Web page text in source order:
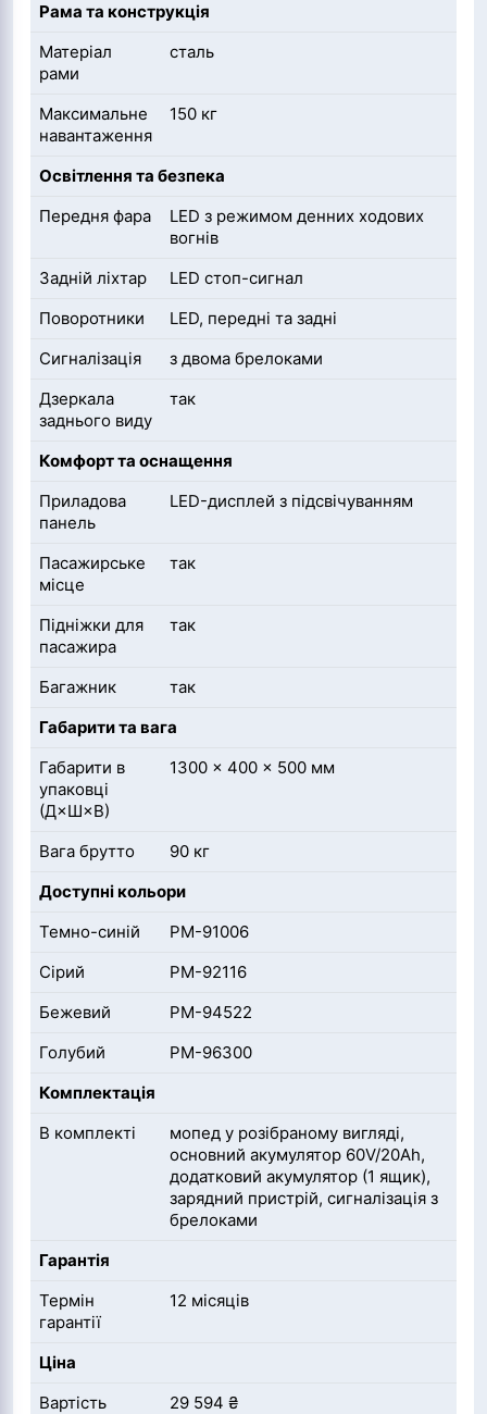
Рама та конструкція
Матеріал
рами
сталь
Максимальне
навантаження
150 кг
Освітлення та безпека
Передня фара
LED з режимом денних ходових
вогнів
Задній ліхтар
LED стоп-сигнал
Поворотники
LED, передні та задні
Сигналізація
з двома брелоками
Дзеркала
заднього виду
так
Комфорт та оснащення
Приладова
панель
LED-дисплей з підсвічуванням
Пасажирське
місце
так
Підніжки для
пасажира
так
Багажник
так
Габарити та вага
Габарити в
упаковці
(Д×Ш×В)
1300 × 400 × 500 мм
Вага брутто
90 кг
Доступні кольори
Темно-синій
PM-91006
Сірий
PM-92116
Бежевий
PM-94522
Голубий
PM-96300
Комплектація
В комплекті
мопед у розібраному вигляді,
основний акумулятор 60V/20Ah,
додатковий акумулятор (1 ящик),
зарядний пристрій, сигналізація з
брелоками
Гарантія
Термін
гарантії
12 місяців
Ціна
Вартість
29 594 ₴